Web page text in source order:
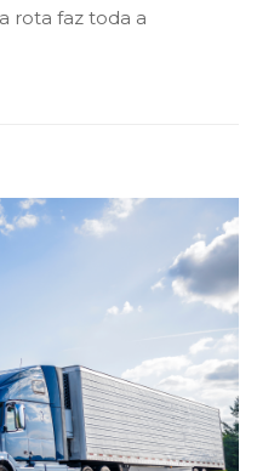
rota faz toda a